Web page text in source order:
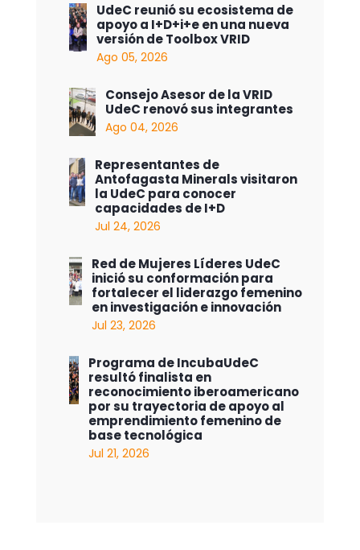
UdeC reunió su ecosistema de
apoyo a I+D+i+e en una nueva
versión de Toolbox VRID
Ago 05, 2026
Consejo Asesor de la VRID
UdeC renovó sus integrantes
Ago 04, 2026
Representantes de
Antofagasta Minerals visitaron
la UdeC para conocer
capacidades de I+D
Jul 24, 2026
Red de Mujeres Líderes UdeC
inició su conformación para
fortalecer el liderazgo femenino
en investigación e innovación
Jul 23, 2026
Programa de IncubaUdeC
resultó finalista en
reconocimiento iberoamericano
por su trayectoria de apoyo al
emprendimiento femenino de
base tecnológica
Jul 21, 2026